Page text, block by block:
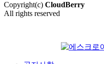
Copyright(c) CloudBerry
All rights reserved